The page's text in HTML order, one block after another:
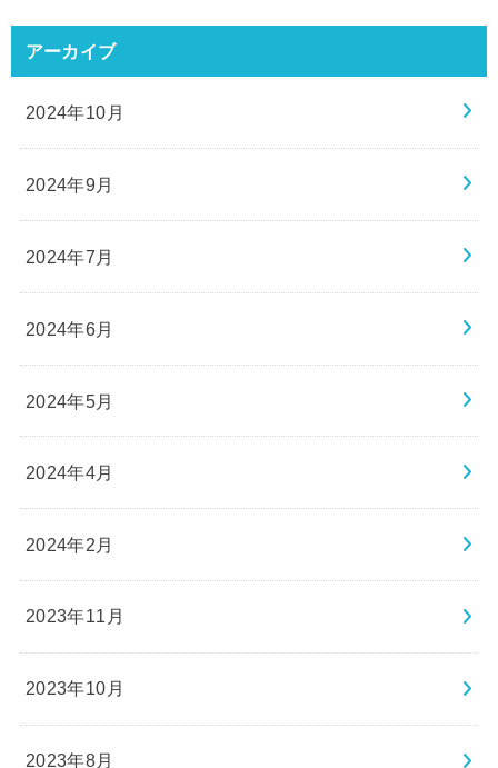
アーカイブ
2024年10月
2024年9月
2024年7月
2024年6月
2024年5月
2024年4月
2024年2月
2023年11月
2023年10月
2023年8月